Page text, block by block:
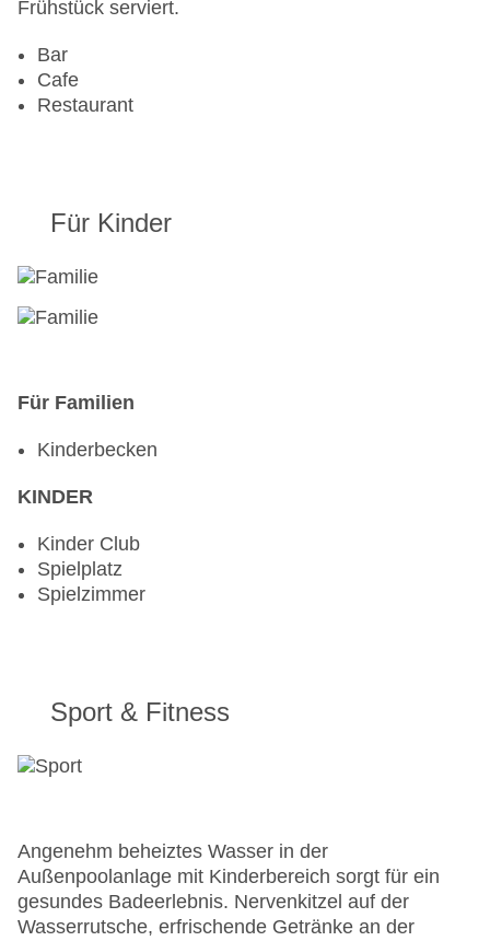
Outdoor Pool, Sonnenschirme am Pool, Liegen
am Pool, Wasserrutsche
Zahlungsarten: American Express, Diners Club,
Frühstück serviert.
Bar
Cafe
Restaurant
Für Kinder
Für Familien
Kinderbecken
KINDER
Kinder Club
Spielplatz
Spielzimmer
Sport & Fitness
Angenehm beheiztes Wasser in der
Außenpoolanlage mit Kinderbereich sorgt für ein
gesundes Badeerlebnis. Nervenkitzel auf der
Wasserrutsche, erfrischende Getränke an der